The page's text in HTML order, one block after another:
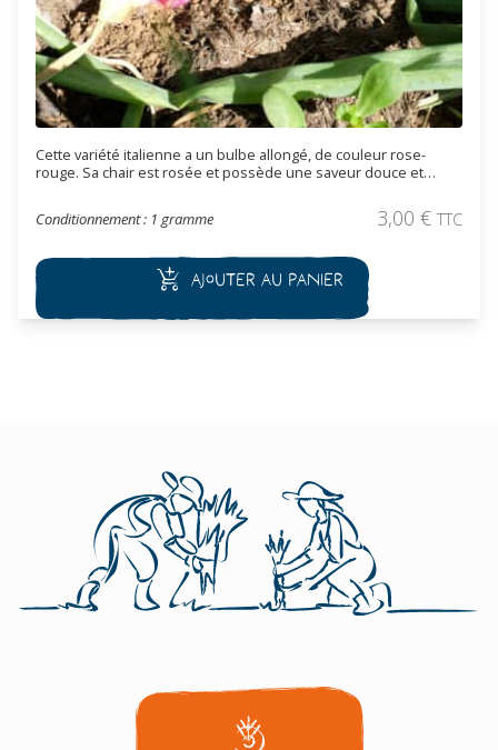
Cette variété italienne a un bulbe allongé, de couleur rose-
rouge. Sa chair est rosée et possède une saveur douce et
Conditionnement : 1 gramme 3,00 € TTC
Ajouter au panier